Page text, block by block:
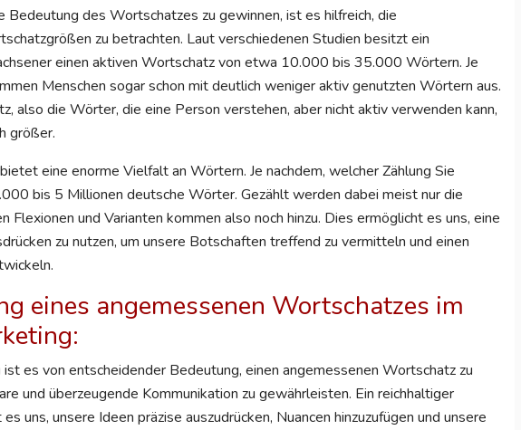
Bedeutung des Wortschatzes zu gewinnen, ist es hilfreich, die
zu betrachten. Laut verschiedenen Studien besitzt ein
einen aktiven Wortschatz von etwa 10.000 bis 35.000 Wörtern. Je
Menschen sogar schon mit deutlich weniger aktiv genutzten Wörtern aus.
also die Wörter, die eine Person verstehen, aber nicht aktiv verwenden kann,
größer.
eine enorme Vielfalt an Wörtern. Je nachdem, welcher Zählung Sie
bis 5 Millionen deutsche Wörter. Gezählt werden dabei meist nur die
Flexionen und Varianten kommen also noch hinzu. Dies ermöglicht es uns, eine
zu nutzen, um unsere Botschaften treffend zu vermitteln und einen
eines angemessenen Wortschatzes im
es von entscheidender Bedeutung, einen angemessenen Wortschatz zu
und überzeugende Kommunikation zu gewährleisten. Ein reichhaltiger
uns, unsere Ideen präzise auszudrücken, Nuancen hinzuzufügen und unsere